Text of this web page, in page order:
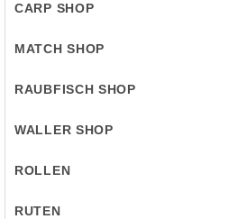
CARP SHOP
MATCH SHOP
RAUBFISCH SHOP
WALLER SHOP
ROLLEN
RUTEN